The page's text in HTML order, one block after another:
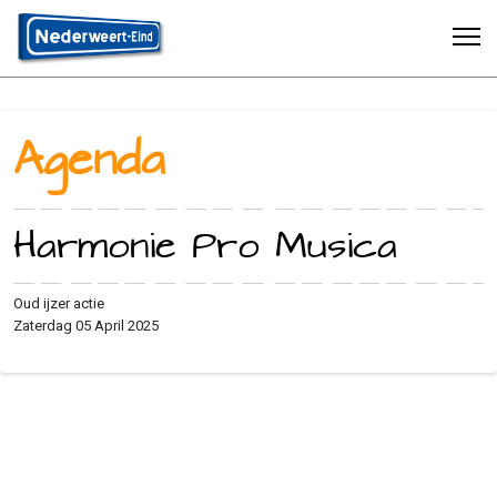
Agenda
Harmonie Pro Musica
Oud ijzer actie
Zaterdag 05 April 2025